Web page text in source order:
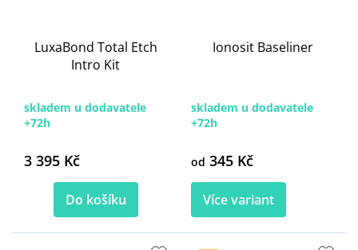
LuxaBond Total Etch
Intro Kit
skladem u dodavatele
+72h
3 395 Kč
Do košíku
Ionosit Baseliner
skladem u dodavatele
+72h
od 345 Kč
Více variant